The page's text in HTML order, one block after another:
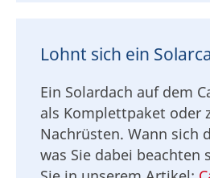
Lohnt sich ein
Ein Solardach auf dem
als Komplettpaket oder
Nachrüsten. Wann sich
was Sie dabei beachten